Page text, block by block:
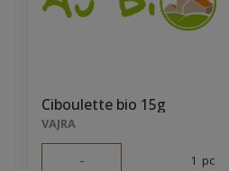
Ciboulette bio 15g
VAJRA
- 1 pc